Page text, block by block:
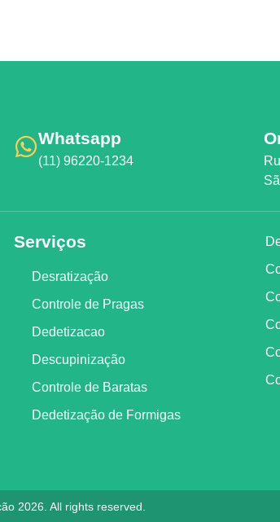
Whatsapp
(11) 96220-1234
Serviços
Desratização
Controle de Pragas
Dedetizacao
Descupinização
Controle de Baratas
Dedetização de Formigas
2026. All rights reserved.